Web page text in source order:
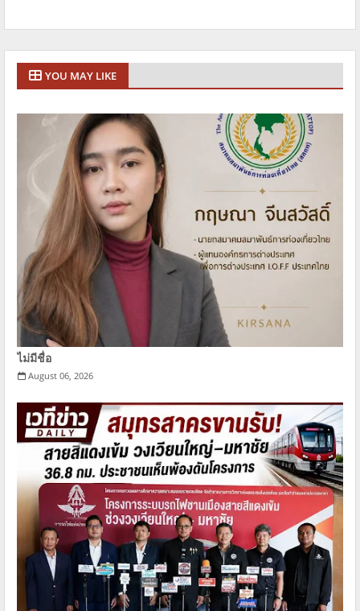
YOU MAY LIKE
ไม่มีชื่อ
August 06, 2026